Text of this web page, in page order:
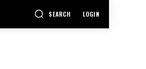
SEARCH LOGIN